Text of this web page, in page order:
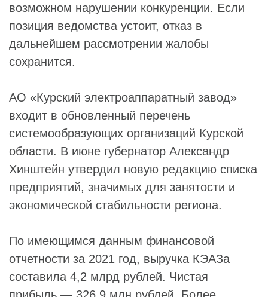
возможном нарушении конкуренции. Если
позиция ведомства устоит, отказ в
дальнейшем рассмотрении жалобы
сохранится.
АО «Курский электроаппаратный завод»
входит в обновленный перечень
системообразующих организаций Курской
области. В июне губернатор Александр
Хинштейн утвердил новую редакцию списка
предприятий, значимых для занятости и
экономической стабильности региона.
По имеющимся данным финансовой
отчетности за 2021 год, выручка КЭАЗа
составила 4,2 млрд рублей. Чистая